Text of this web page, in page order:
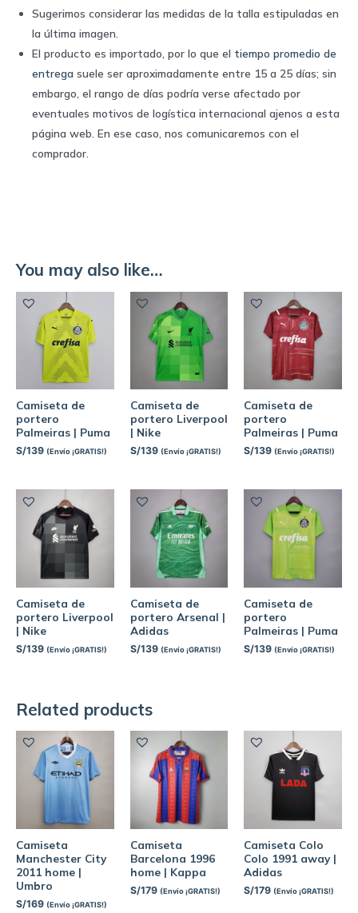
Sugerimos considerar las medidas de la talla estipuladas en
la última imagen.
El producto es importado, por lo que el tiempo promedio de
entrega suele ser aproximadamente entre 15 a 25 días; sin
embargo, el rango de días podría verse afectado por
eventuales motivos de logística internacional ajenos a esta
página web. En ese caso, nos comunicaremos con el
comprador.
You may also like…
Camiseta de
portero
Palmeiras | Puma
S/139 (Envío ¡GRATIS!)
Camiseta de
portero Liverpool
| Nike
S/139 (Envío ¡GRATIS!)
Camiseta de
portero
Palmeiras | Puma
S/139 (Envío ¡GRATIS!)
Camiseta de
portero Liverpool
| Nike
S/139 (Envío ¡GRATIS!)
Camiseta de
portero Arsenal |
Adidas
S/139 (Envío ¡GRATIS!)
Camiseta de
portero
Palmeiras | Puma
S/139 (Envío ¡GRATIS!)
Related products
Camiseta
Manchester City
2011 home |
Umbro
S/169 (Envío ¡GRATIS!)
Camiseta
Barcelona 1996
home | Kappa
S/179 (Envío ¡GRATIS!)
Camiseta Colo
Colo 1991 away |
Adidas
S/179 (Envío ¡GRATIS!)